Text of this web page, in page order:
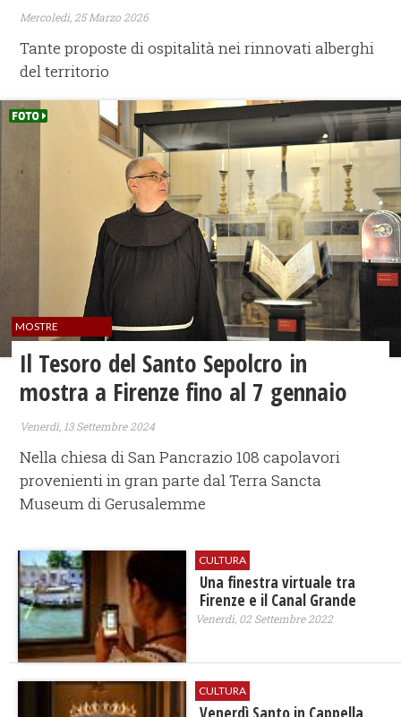
Mercoledì, 25 Marzo 2026
Tante proposte di ospitalità nei rinnovati alberghi
del territorio
MOSTRE
Il Tesoro del Santo Sepolcro in
mostra a Firenze fino al 7 gennaio
Venerdì, 13 Settembre 2024
Nella chiesa di San Pancrazio 108 capolavori
provenienti in gran parte dal Terra Sancta
Museum di Gerusalemme
CULTURA
Una finestra virtuale tra
Firenze e il Canal Grande
Venerdì, 02 Settembre 2022
CULTURA